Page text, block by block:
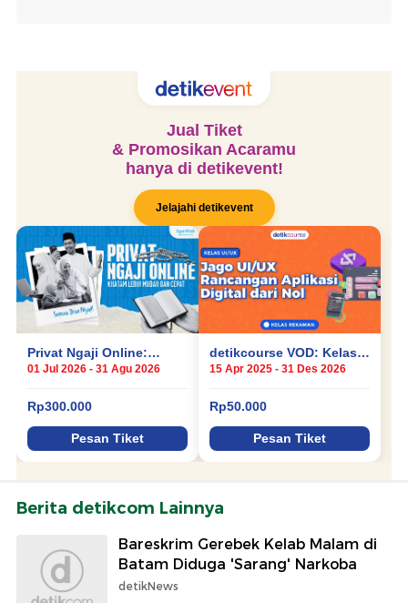
Berita detikcom Lainnya
Bareskrim Gerebek Kelab Malam di
Batam Diduga 'Sarang' Narkoba
detikNews